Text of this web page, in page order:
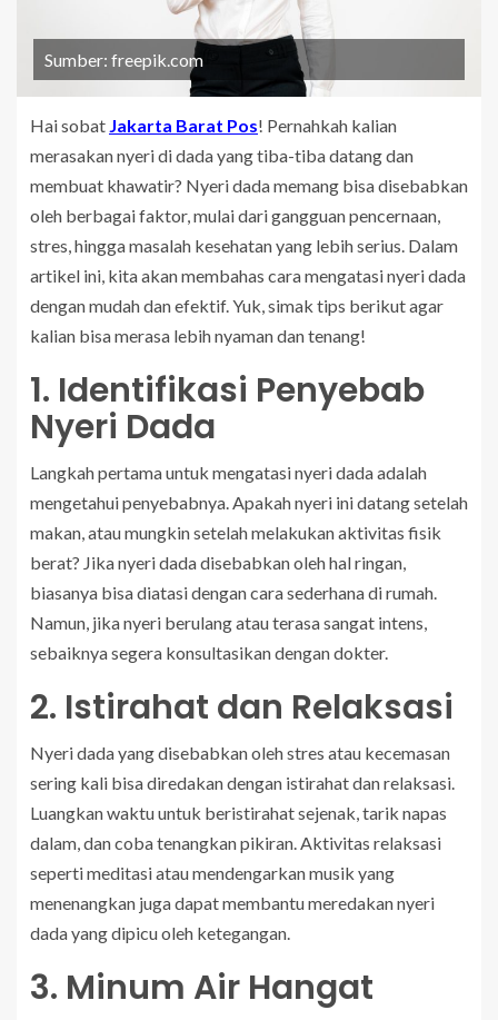
Sumber: freepik.com
Hai sobat Jakarta Barat Pos! Pernahkah kalian
merasakan nyeri di dada yang tiba-tiba datang dan
membuat khawatir? Nyeri dada memang bisa disebabkan
oleh berbagai faktor, mulai dari gangguan pencernaan,
stres, hingga masalah kesehatan yang lebih serius. Dalam
artikel ini, kita akan membahas cara mengatasi nyeri dada
dengan mudah dan efektif. Yuk, simak tips berikut agar
kalian bisa merasa lebih nyaman dan tenang!
1. Identifikasi Penyebab
Nyeri Dada
Langkah pertama untuk mengatasi nyeri dada adalah
mengetahui penyebabnya. Apakah nyeri ini datang setelah
makan, atau mungkin setelah melakukan aktivitas fisik
berat? Jika nyeri dada disebabkan oleh hal ringan,
biasanya bisa diatasi dengan cara sederhana di rumah.
Namun, jika nyeri berulang atau terasa sangat intens,
sebaiknya segera konsultasikan dengan dokter.
2. Istirahat dan Relaksasi
Nyeri dada yang disebabkan oleh stres atau kecemasan
sering kali bisa diredakan dengan istirahat dan relaksasi.
Luangkan waktu untuk beristirahat sejenak, tarik napas
dalam, dan coba tenangkan pikiran. Aktivitas relaksasi
seperti meditasi atau mendengarkan musik yang
menenangkan juga dapat membantu meredakan nyeri
dada yang dipicu oleh ketegangan.
3. Minum Air Hangat